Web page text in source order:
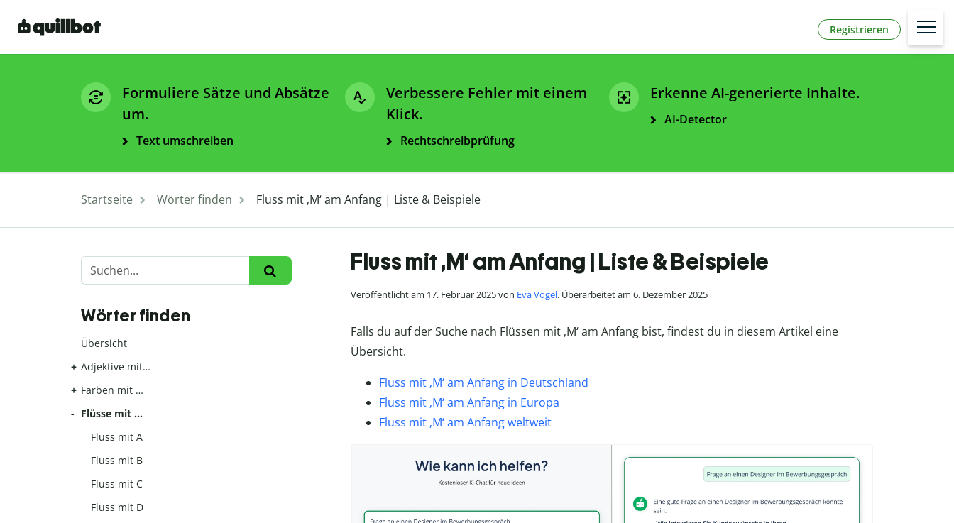
Registrieren
Formuliere Sätze und Absätze
um.
Text umschreiben
Verbessere Fehler mit einem
Klick.
Rechtschreibprüfung
Erkenne AI-generierte Inhalte.
AI-Detector
Startseite Wörter finden Fluss mit ‚M‘ am Anfang | Liste & Beispiele
Fluss mit ‚M‘ am Anfang | Liste & Beispiele
Veröffentlicht am 17. Februar 2025 von Eva Vogel. Überarbeitet am 6. Dezember 2025
Falls du auf der Suche nach Flüssen mit ‚M‘ am Anfang bist, findest du in diesem Artikel eine
Übersicht.
Fluss mit ‚M‘ am Anfang in Deutschland
Fluss mit ‚M‘ am Anfang in Europa
Fluss mit ‚M‘ am Anfang weltweit
Wörter finden
Übersicht
Adjektive mit…
Farben mit …
Flüsse mit …
Fluss mit A
Fluss mit B
Fluss mit C
Fluss mit D